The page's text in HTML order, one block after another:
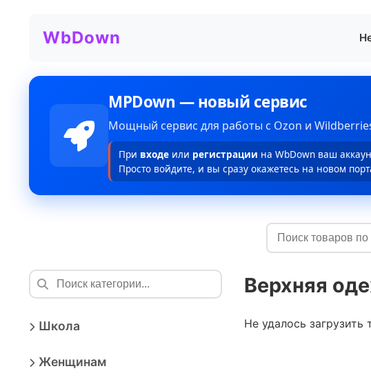
WbDown
MPDown — новый сервис
Мощный сервис для работы с Ozon и
При входе или регистрации на WbDown ваш
Просто войдите, и вы сразу окажетесь на новом
Школа
Женщинам
Верхняя
Не удалось